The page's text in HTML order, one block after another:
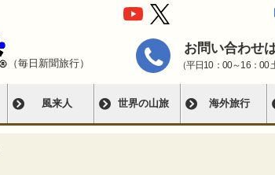
（毎日新聞旅行）
お問い合わせ
（平日10：00～16：00
風来人 世界の山旅 海外旅行